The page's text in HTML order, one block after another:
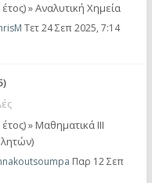
»Αναλυτική Χημεία
Τετ 24 Σεπ 2025, 7:14
» Μαθηματικά ΙΙΙ
Παρ 12 Σεπ